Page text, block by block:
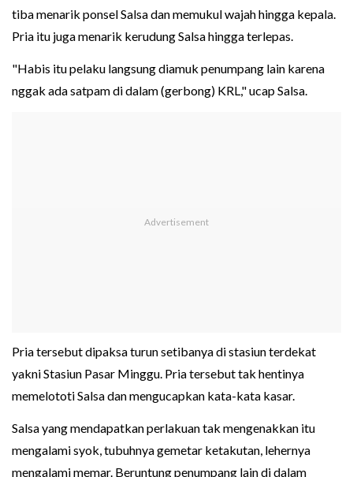
tiba menarik ponsel Salsa dan memukul wajah hingga kepala.
Pria itu juga menarik kerudung Salsa hingga terlepas.
"Habis itu pelaku langsung diamuk penumpang lain karena
nggak ada satpam di dalam (gerbong) KRL," ucap Salsa.
Pria tersebut dipaksa turun setibanya di stasiun terdekat
yakni Stasiun Pasar Minggu. Pria tersebut tak hentinya
memelototi Salsa dan mengucapkan kata-kata kasar.
Salsa yang mendapatkan perlakuan tak mengenakkan itu
mengalami syok, tubuhnya gemetar ketakutan, lehernya
mengalami memar. Beruntung penumpang lain di dalam